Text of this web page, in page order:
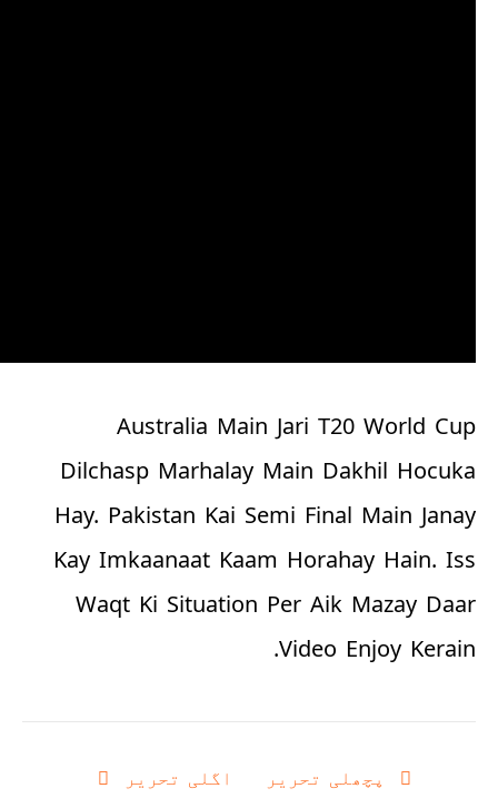
Australia Main Jari T20 World Cup
Dilchasp Marhalay Main Dakhil Hocuka
Hay. Pakistan Kai Semi Final Main Janay
Kay Imkaanaat Kaam Horahay Hain. Iss
Waqt Ki Situation Per Aik Mazay Daar
Video Enjoy Kerain.
پچھلی تحریر
اگلی تحریر